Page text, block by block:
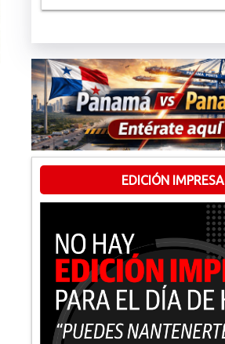
EDICIÓN IMPRESA